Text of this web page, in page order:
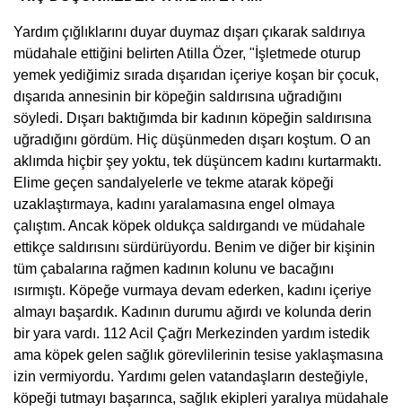
Yardım çığlıklarını duyar duymaz dışarı çıkarak saldırıya
müdahale ettiğini belirten Atilla Özer, "İşletmede oturup
yemek yediğimiz sırada dışarıdan içeriye koşan bir çocuk,
dışarıda annesinin bir köpeğin saldırısına uğradığını
söyledi. Dışarı baktığımda bir kadının köpeğin saldırısına
uğradığını gördüm. Hiç düşünmeden dışarı koştum. O an
aklımda hiçbir şey yoktu, tek düşüncem kadını kurtarmaktı.
Elime geçen sandalyelerle ve tekme atarak köpeği
uzaklaştırmaya, kadını yaralamasına engel olmaya
çalıştım. Ancak köpek oldukça saldırgandı ve müdahale
ettikçe saldırısını sürdürüyordu. Benim ve diğer bir kişinin
tüm çabalarına rağmen kadının kolunu ve bacağını
ısırmıştı. Köpeğe vurmaya devam ederken, kadını içeriye
almayı başardık. Kadının durumu ağırdı ve kolunda derin
bir yara vardı. 112 Acil Çağrı Merkezinden yardım istedik
ama köpek gelen sağlık görevlilerinin tesise yaklaşmasına
izin vermiyordu. Yardımı gelen vatandaşların desteğiyle,
köpeği tutmayı başarınca, sağlık ekipleri yaralıya müdahale